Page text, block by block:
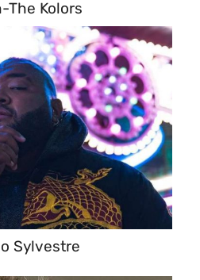
The Kolors
Sylvestre